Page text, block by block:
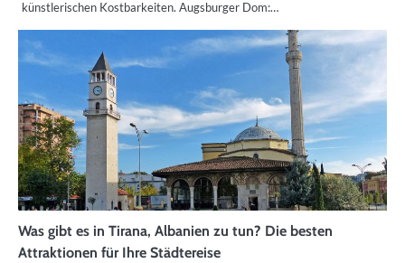
künstlerischen Kostbarkeiten. Augsburger Dom:…
Was gibt es in Tirana, Albanien zu tun? Die besten
Attraktionen für Ihre Städtereise